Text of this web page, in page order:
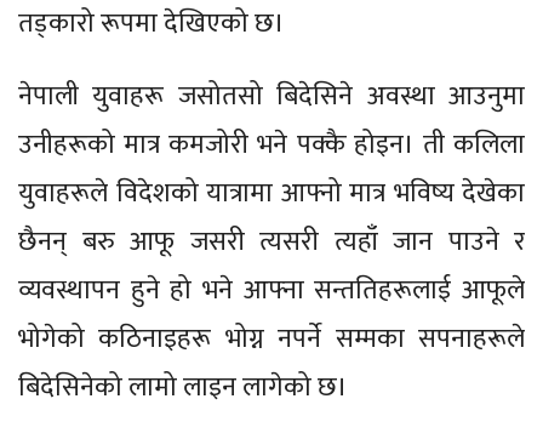
तड्कारो रूपमा देखिएको छ।
नेपाली युवाहरू जसोतसो बिदेसिने अवस्था आउनुमा
उनीहरूको मात्र कमजोरी भने पक्कै होइन। ती कलिला
युवाहरूले विदेशको यात्रामा आफ्नो मात्र भविष्य देखेका
छैनन् बरु आफू जसरी त्यसरी त्यहाँ जान पाउने र
व्यवस्थापन हुने हो भने आफ्ना सन्ततिहरूलाई आफूले
भोगेको कठिनाइहरू भोग्न नपर्ने सम्मका सपनाहरूले
बिदेसिनेको लामो लाइन लागेको छ।